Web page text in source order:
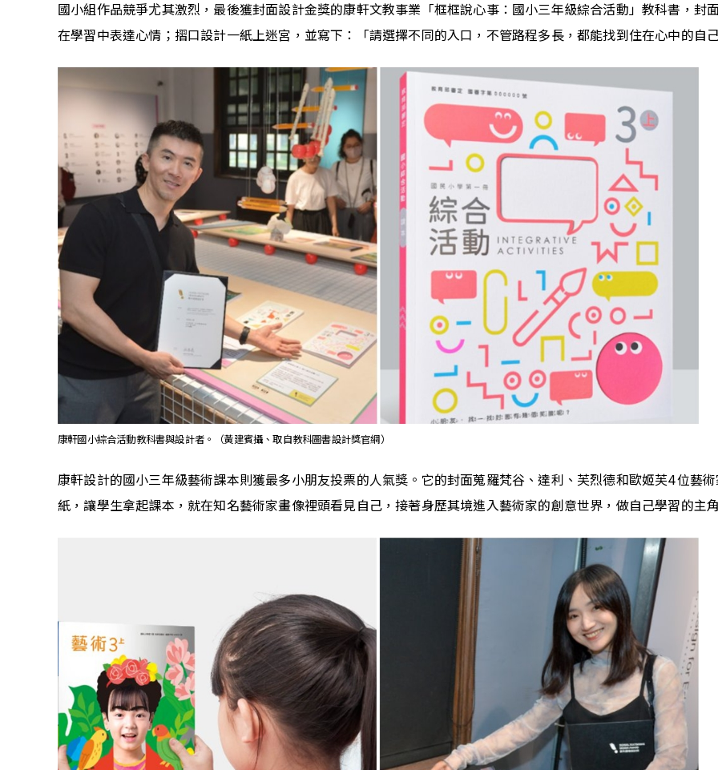
國小組作品競爭尤其激烈，最後獲封面設計金獎的康軒文教事業「框框說心事：國小三年級綜合活動」教科書，封
在學習中表達心情；摺口設計一紙上迷宮，並寫下：「請選擇不同的入口，不管路程多長，都能找到住在心中的自
康軒國小綜合活動教科書與設計者。（黃建賓攝、取自教科圖書設計獎官網）
康軒設計的國小三年級藝術課本則獲最多小朋友投票的人氣獎。它的封面蒐羅梵谷、達利、芙烈德和歐姬芙4位藝
紙，讓學生拿起課本，就在知名藝術家畫像裡頭看見自己，接著身歷其境進入藝術家的創意世界，做自己學習的主